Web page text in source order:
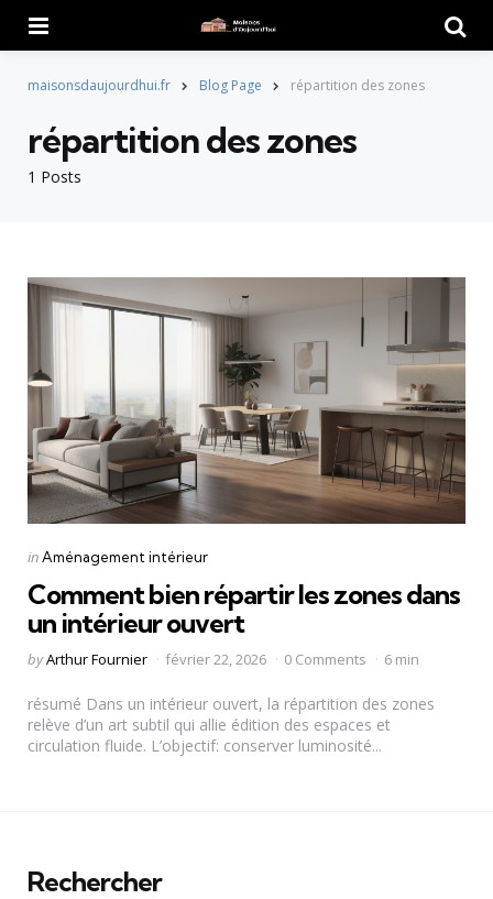
maisonsdaujourdhui.fr Blog Page répartition des zones
1 Posts
répartition des zones
Categories
Posted
inAménagement intérieur
Comment bien répartir les zones dans
un intérieur ouvert
Posted
byArthur Fournier février 22, 2026 0 Comments 6 min
résumé Dans un intérieur ouvert, la répartition des zones
relève d’un art subtil qui allie édition des espaces et
circulation fluide. L’objectif: conserver luminosité...
Rechercher